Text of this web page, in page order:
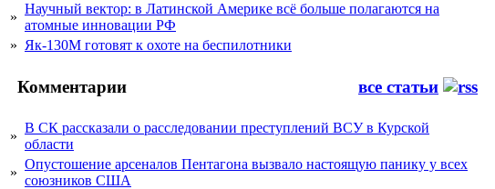
»
Научный вектор: в Латинской Америке всё больше полагаются на
атомные инновации РФ
» Як-130М готовят к охоте на беспилотники
Комментарии все статьи
»
В СК рассказали о расследовании преступлений ВСУ в Курской
области
»
Опустошение арсеналов Пентагона вызвало настоящую панику у всех
союзников США